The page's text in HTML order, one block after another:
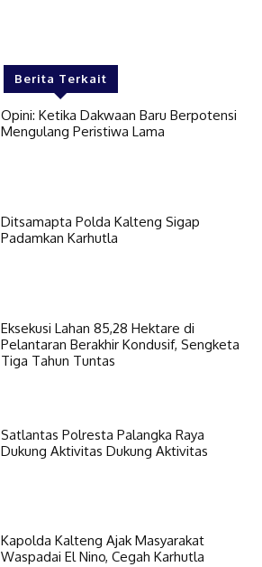
Berita Terkait
Opini: Ketika Dakwaan Baru Berpotensi
Mengulang Peristiwa Lama
Ditsamapta Polda Kalteng Sigap
Padamkan Karhutla
Eksekusi Lahan 85,28 Hektare di
Pelantaran Berakhir Kondusif, Sengketa
Tiga Tahun Tuntas
Satlantas Polresta Palangka Raya
Dukung Aktivitas Dukung Aktivitas
Kapolda Kalteng Ajak Masyarakat
Waspadai El Nino, Cegah Karhutla